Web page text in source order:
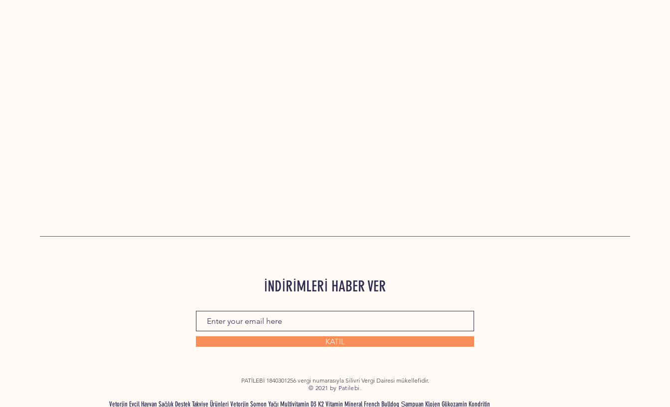
İNDİRİMLERİ HABER VER
KATIL
PATİLEBİ 1840301256 vergi numarasıyla Silivri Vergi Dairesi mükellefidir.
© 2021 by Patilebi.
Vetorjin Evcil Hayvan Sağlık Destek Takviye Ürünleri Vetorjin Somon Yağı Multivitamin D3 K2 Vitamin Mineral French Bulldog Şampuan Klojen Glikozamin Kondritin